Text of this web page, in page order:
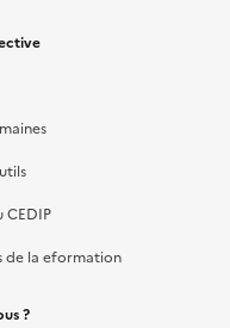
CEDIP
de la eformation
?